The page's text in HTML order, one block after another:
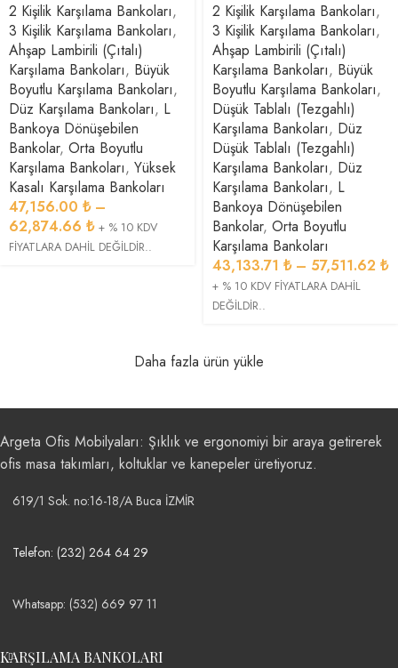
2 Kişilik Karşılama Bankoları,
3 Kişilik Karşılama Bankoları,
Ahşap Lambirili (Çıtalı)
Karşılama Bankoları, Büyük
Boyutlu Karşılama Bankoları,
Düz Karşılama Bankoları, L
Bankoya Dönüşebilen
Bankolar, Orta Boyutlu
Karşılama Bankoları, Yüksek
Kasalı Karşılama Bankoları
47,156.00 ₺ –
62,874.66 ₺ + % 10 KDV
FİYATLARA DAHİL DEĞİLDİR..
2 Kişilik Karşılama Bankoları,
3 Kişilik Karşılama Bankoları,
Ahşap Lambirili (Çıtalı)
Karşılama Bankoları, Büyük
Boyutlu Karşılama Bankoları,
Düşük Tablalı (Tezgahlı)
Karşılama Bankoları, Düz
Düşük Tablalı (Tezgahlı)
Karşılama Bankoları, Düz
Karşılama Bankoları, L
Bankoya Dönüşebilen
Bankolar, Orta Boyutlu
Karşılama Bankoları
43,133.71 ₺ – 57,511.62 ₺
+ % 10 KDV FİYATLARA DAHİL
DEĞİLDİR..
Daha fazla ürün yükle
Argeta Ofis Mobilyaları: Şıklık ve ergonomiyi bir araya getirerek
ofis masa takımları, koltuklar ve kanepeler üretiyoruz.
619/1 Sok. no:16-18/A Buca İZMİR
Telefon: (232) 264 64 29
Whatsapp: (532) 669 97 11
KARŞILAMA BANKOLARI